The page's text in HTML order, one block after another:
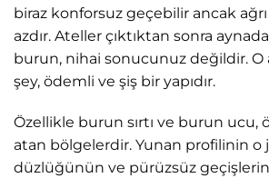
biraz konforsuz geçebilir ancak
azdır. Ateller çıktıktan sonra
burun, nihai sonucunuz değildir.
şey, ödemli ve şiş bir yapıdır.
Özellikle burun sırtı ve burun ucu,
atan bölgelerdir. Yunan profilinin o
düzlüğünün ve pürüzsüz